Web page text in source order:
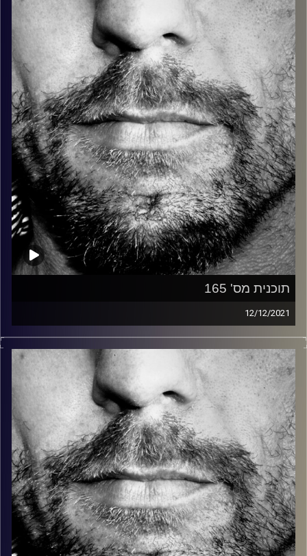
כל מה שחי, אמיתי ונושם.
עם שמוליק רגב.
קרדיט תמונות: David Goehring
תוכנית מס' 165
12/12/2021
זיפים, מוזיקה מחוספסת של הופעות חיות. הרבה ג'אם, רוק,
בלוז, bluegrass, ג'אז, Fאנק, פרוגרסיב ואפילו אלקטרוניקה.
כל מה שחי, אמיתי ונושם.
עם שמוליק רגב.
קרדיט תמונות: David Goehring